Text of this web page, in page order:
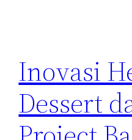
Inovasi
Dessert